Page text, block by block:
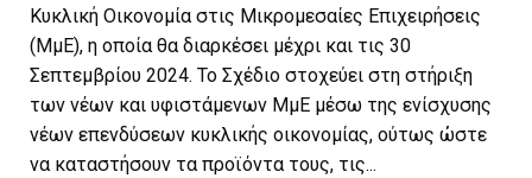
Κυκλική Οικονομία στις Μικρομεσαίες Επιχειρήσεις
(ΜμΕ), η οποία θα διαρκέσει μέχρι και τις 30
Σεπτεμβρίου 2024. Το Σχέδιο στοχεύει στη στήριξη
των νέων και υφιστάμενων ΜμΕ μέσω της ενίσχυσης
νέων επενδύσεων κυκλικής οικονομίας, ούτως ώστε
να καταστήσουν τα προϊόντα τους, τις...